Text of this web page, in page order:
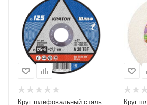
Круг шлифовальный сталь Круг